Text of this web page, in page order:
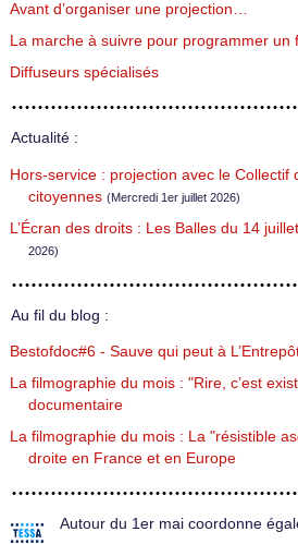
Avant d’organiser une projection…
La marche à suivre pour programmer un
Diffuseurs spécialisés
Actualité :
Hors-service : projection avec le Collectif
citoyennes (Mercredi 1er juillet 2026)
L’Écran des droits : Les Balles du 14
2026)
Au fil du blog :
Bestofdoc#6 - Sauve qui peut à
La filmographie du mois : "Rire, c’est
documentaire
La filmographie du mois : La "résistible
droite en France et en Europe
Autour du 1er mai coordonne